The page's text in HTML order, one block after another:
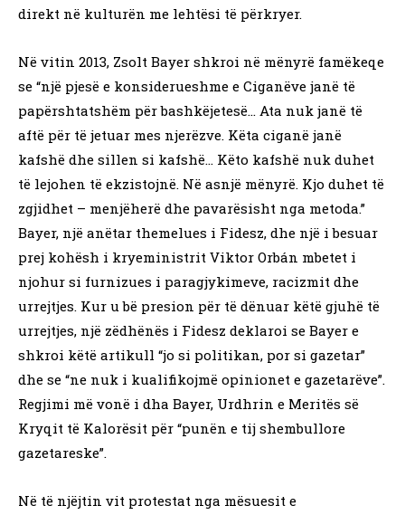
direkt në kulturën me lehtësi të përkryer.
Në vitin 2013, Zsolt Bayer shkroi në mënyrë famëkeqe
se “një pjesë e konsiderueshme e Ciganëve janë të
papërshtatshëm për bashkëjetesë… Ata nuk janë të
aftë për të jetuar mes njerëzve. Këta ciganë janë
kafshë dhe sillen si kafshë… Këto kafshë nuk duhet
të lejohen të ekzistojnë. Në asnjë mënyrë. Kjo duhet të
zgjidhet – menjëherë dhe pavarësisht nga metoda.”
Bayer, një anëtar themelues i Fidesz, dhe një i besuar
prej kohësh i kryeministrit Viktor Orbán mbetet i
njohur si furnizues i paragjykimeve, racizmit dhe
urrejtjes. Kur u bë presion për të dënuar këtë gjuhë të
urrejtjes, një zëdhënës i Fidesz deklaroi se Bayer e
shkroi këtë artikull “jo si politikan, por si gazetar”
dhe se “ne nuk i kualifikojmë opinionet e gazetarëve”.
Regjimi më vonë i dha Bayer, Urdhrin e Meritës së
Kryqit të Kalorësit për “punën e tij shembullore
gazetareske”.
Në të njëjtin vit protestat nga mësuesit e